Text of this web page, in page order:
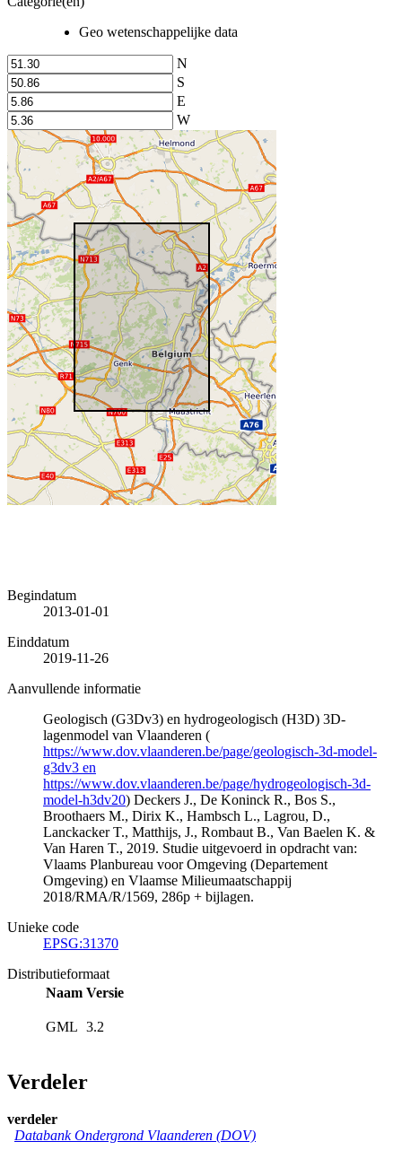
Geo wetenschappelijke data
N
S
E
W
Begindatum
2013-01-01
Einddatum
2019-11-26
Aanvullende informatie
Geologisch (G3Dv3) en hydrogeologisch (H3D) 3D-
lagenmodel van Vlaanderen (
https://www.dov.vlaanderen.be/page/geologisch-3d-model-
g3dv3 en
https://www.dov.vlaanderen.be/page/hydrogeologisch-3d-
model-h3dv20) Deckers J., De Koninck R., Bos S.,
Broothaers M., Dirix K., Hambsch L., Lagrou, D.,
Lanckacker T., Matthijs, J., Rombaut B., Van Baelen K. &
Van Haren T., 2019. Studie uitgevoerd in opdracht van:
Vlaams Planbureau voor Omgeving (Departement
Omgeving) en Vlaamse Milieumaatschappij
2018/RMA/R/1569, 286p + bijlagen.
Unieke code
EPSG:31370
Distributieformaat
Naam Versie
GML 3.2
Verdeler
verdeler
Databank Ondergrond Vlaanderen (DOV)